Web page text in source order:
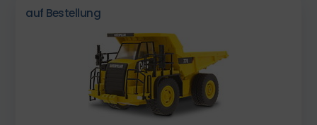
auf Bestellung